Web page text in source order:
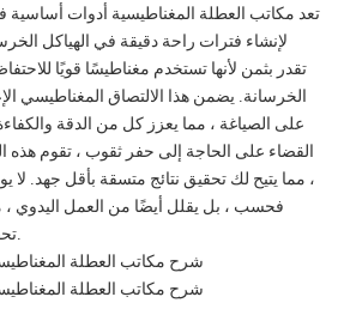
تعد مكاتب العطلة المغناطيسية أدوات أساسية
لإنشاء فترات راحة دقيقة في الهياكل
تقدر بثمن لأنها تستخدم مغناطيسًا قويًا
الخرسانة. يضمن هذا الالتصاق المغناطيسي
على الصياغة ، مما يعزز كل من الدقة
القضاء على الحاجة إلى حفر ثقوب ، تقوم هذه
، مما يتيح لك تحقيق نتائج متسقة بأقل جهد. لا
فحسب ، بل يقلل أيضًا من العمل اليدوي
تحقيق نتائج البناء عالية الجودة.